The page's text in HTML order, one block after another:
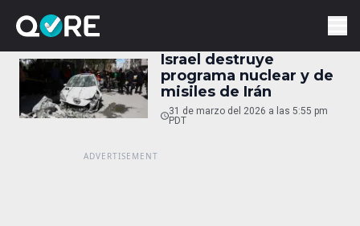
Israel destruye
programa nuclear y de
misiles de Irán
31 de marzo del 2026 a las 5:55 pm
PDT